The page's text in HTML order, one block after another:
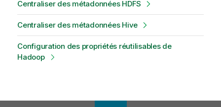
Centraliser des métadonnées HDFS
Centraliser des métadonnées Hive
Configuration des propriétés réutilisables de
Hadoop